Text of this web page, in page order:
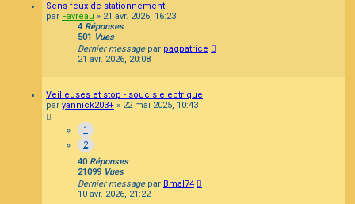
Sens feux de stationnement
par Favreau » 21 avr. 2026, 16:23
4 Réponses
501 Vues
Dernier message par pagpatrice
21 avr. 2026, 20:08
Veilleuses et stop - soucis electrique
par yannick203+ » 22 mai 2025, 10:43
1
2
40Réponses
21099 Vues
Dernier message par Bmal74
10 avr. 2026, 21:22